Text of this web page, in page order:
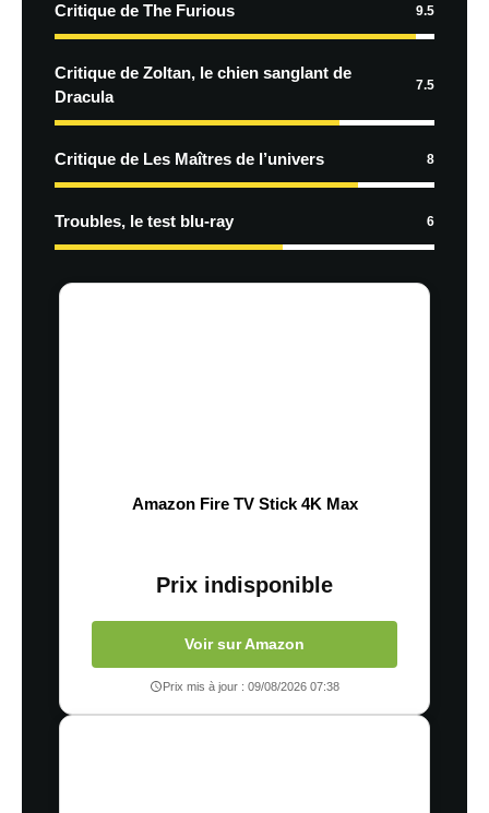
Critique de The Furious 9.5
Critique de Zoltan, le chien sanglant de
Dracula
7.5
Critique de Les Maîtres de l’univers 8
Troubles, le test blu-ray 6
Amazon Fire TV Stick 4K Max
Prix indisponible
Voir sur Amazon
Prix mis à jour : 09/08/2026 07:38